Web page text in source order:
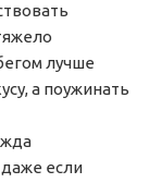
лучше
а поужинать
даже если